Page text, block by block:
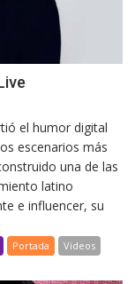
el humor digital
escenarios más
una de las
latino
e influencer, su
Portada Videos